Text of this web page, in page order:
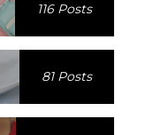
116 Posts
81 Posts